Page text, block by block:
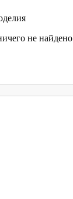
не найдено